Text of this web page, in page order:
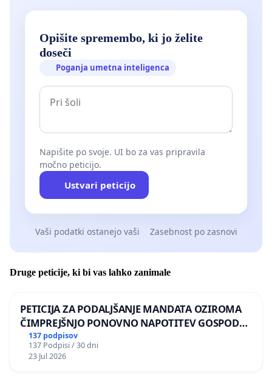
Opišite spremembo, ki jo želite
doseči
Poganja umetna inteligenca
Napišite po svoje. UI bo za vas pripravila
močno peticijo.
Ustvari peticijo
Vaši podatki ostanejo vaši Zasebnost po zasnovi
Druge peticije, ki bi vas lahko zanimale
PETICIJA ZA PODALJŠANJE MANDATA OZIROMA
ČIMPREJŠNJO PONOVNO NAPOTITEV GOSPODA
BERNARDA ŠRAJNERJA NA VELEPOSLANIŠTVO
REPUBLIKE SLOVENIJE V MOSKVI
137 podpisov
137 Podpisi / 30 dni
23 Jul 2026